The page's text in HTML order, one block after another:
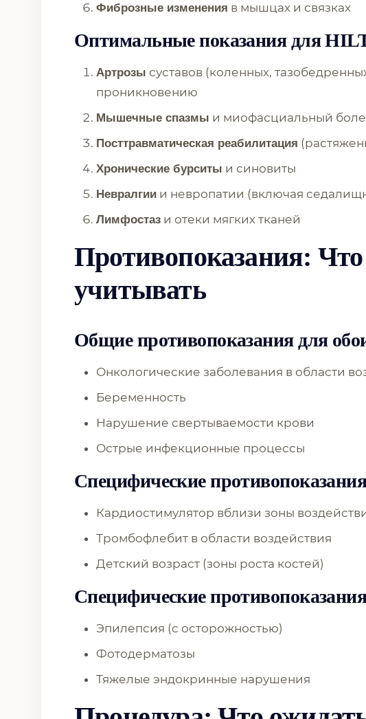
Фиброзные изменения в мышцах и связках
Оптимальные показания для
Артрозы суставов (коленных,
проникновению
Мышечные спазмы и миофасциальный
Посттравматическая реабилитация
Хронические бурситы и синовиты
Невралгии и невропатии (включая
Лимфостаз и отеки мягких тканей
Противопоказания:
учитывать
Общие противопоказания для
Онкологические заболевания в области
Беременность
Нарушение свертываемости крови
Острые инфекционные процессы
Специфические
Кардиостимулятор вблизи зоны
Тромбофлебит в области воздействия
Детский возраст (зоны роста костей)
Специфические
Эпилепсия (с осторожностью)
Фотодерматозы
Тяжелые эндокринные нарушения